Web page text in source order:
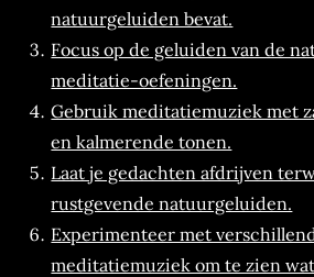
natuurgeluiden bevat.
Focus op de geluiden van de
meditatie-oefeningen.
Gebruik meditatiemuziek met
en kalmerende tonen.
Laat je gedachten afdrijven
rustgevende natuurgeluiden.
Experimenteer met
meditatiemuziek om te zien